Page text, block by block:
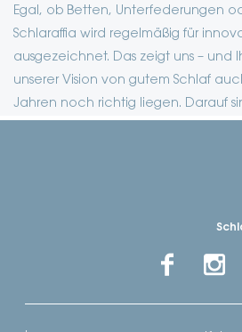
Egal, ob Betten, Unterfederungen
Schlaraffia wird regelmäßig für
ausgezeichnet. Das zeigt uns – und
unserer Vision von gutem Schlaf
Jahren noch richtig liegen. Darauf